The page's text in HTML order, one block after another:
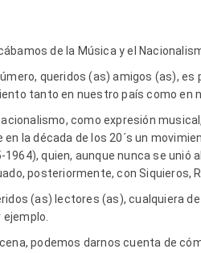
de la Música y el
queridos (as) amigos (as),
tanto en nuestro país como en
como expresión
en la década de los 20´s un
1964), quien, aunque nunca se
posteriormente, con Siquieros,
(as) lectores (as), cualquiera
ejemplo.
podemos darnos cuenta de